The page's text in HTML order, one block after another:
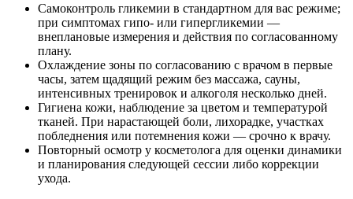
Самоконтроль гликемии в стандартном для вас режиме;
при симптомах гипо- или гипергликемии —
внеплановые измерения и действия по согласованному
плану.
Охлаждение зоны по согласованию с врачом в первые
часы, затем щадящий режим без массажа, сауны,
интенсивных тренировок и алкоголя несколько дней.
Гигиена кожи, наблюдение за цветом и температурой
тканей. При нарастающей боли, лихорадке, участках
побледнения или потемнения кожи — срочно к врачу.
Повторный осмотр у косметолога для оценки динамики
и планирования следующей сессии либо коррекции
ухода.